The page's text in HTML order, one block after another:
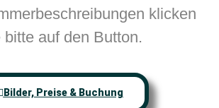
klicken
bitte auf den Button.
Bilder, Preise & Buchung